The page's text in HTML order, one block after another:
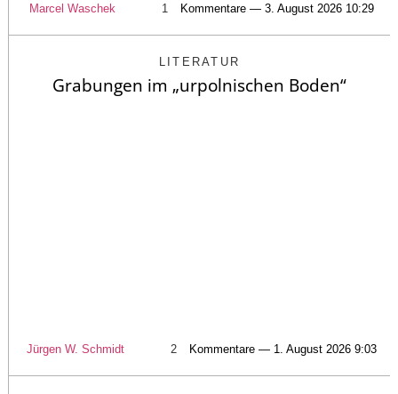
Marcel Waschek 1 Kommentare — 3. August 2026 10:29
LITERATUR
Grabungen im „urpolnischen Boden“
Jürgen W. Schmidt 2 Kommentare — 1. August 2026 9:03